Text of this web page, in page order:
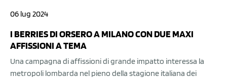
06 lug 2024
I BERRIES DI ORSERO A MILANO CON DUE MAXI
AFFISSIONI A TEMA
Una campagna di affissioni di grande impatto interessa la
metropoli lombarda nel pieno della stagione italiana dei